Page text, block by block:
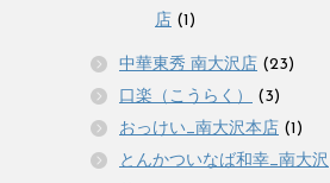
店 (1)
中華東秀 南大沢店 (23)
口楽（こうらく）
(3)
おっけい_南大沢本店 (1)
とんかついなば和幸_南大沢